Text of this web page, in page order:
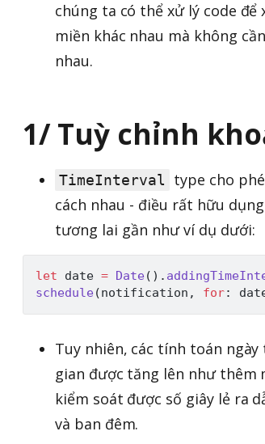
chúng ta có thể xử lý code
miền khác nhau mà không
nhau.
1/ Tuỳ chỉnh
TimeInterval
type cho
cách nhau - điều rất hữu
tương lai gần như ví dụ dưới:
let date = Date( ) .
schedule(notification , for:
Tuy nhiên, các tính toán
gian được tăng lên như thêm
kiểm soát được số giây lẻ ra
và ban đêm.